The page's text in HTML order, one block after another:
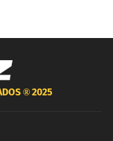
®2025